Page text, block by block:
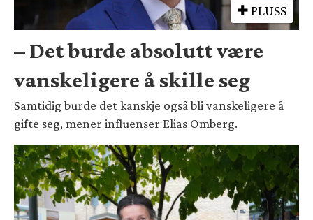
PLUSS
– Det burde absolutt være
vanskeligere å skille seg
Samtidig burde det kanskje også bli vanskeligere å
gifte seg, mener influenser Elias Omberg.